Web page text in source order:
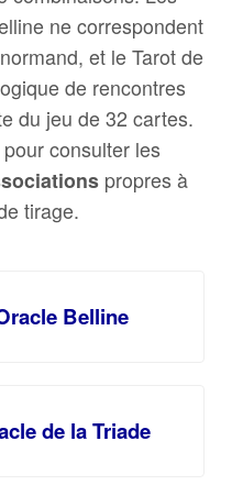
ne correspondent
et le Tarot de
de rencontres
du jeu de 32 cartes.
consulter les
propres à
tirage.
Belline
de la Triade